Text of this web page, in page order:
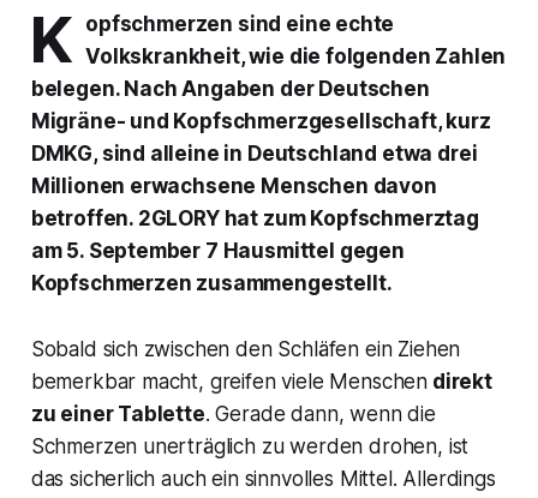
K opfschmerzen sind eine echte
Volkskrankheit, wie die folgenden Zahlen
belegen. Nach Angaben der Deutschen
Migräne- und Kopfschmerzgesellschaft, kurz
DMKG, sind alleine in Deutschland etwa drei
Millionen erwachsene Menschen davon
betroffen. 2GLORY hat zum Kopfschmerztag
am 5. September 7 Hausmittel gegen
Kopfschmerzen zusammengestellt.
Sobald sich zwischen den Schläfen ein Ziehen
bemerkbar macht, greifen viele Menschen direkt
zu einer Tablette. Gerade dann, wenn die
Schmerzen unerträglich zu werden drohen, ist
das sicherlich auch ein sinnvolles Mittel. Allerdings